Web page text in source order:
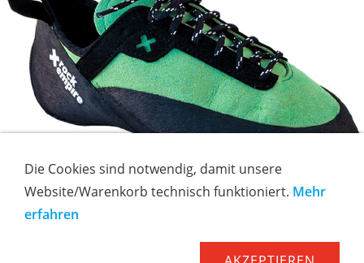
Die Cookies sind notwendig, damit unsere
Website/Warenkorb technisch funktioniert. Mehr
erfahren